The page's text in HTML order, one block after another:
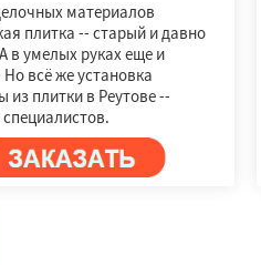
материалов
плитка -- старый и давно
в умелых руках еще и
всё же установка
из плитки в Реутове --